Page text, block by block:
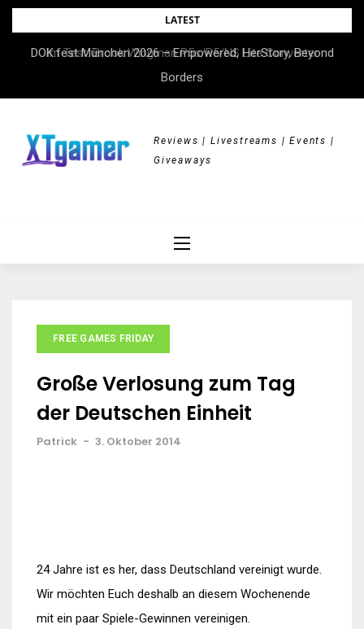
Skip
content
LATEST
Im Test: Brook Wingman P5s/P5/NS Lite Converter
DOK.fest München 2026 – Empowered, HerStory, Beyond
Borders
Reviews | Livestreams | Events |
Giveaways
FREE GAMES FRIDAY
Große Verlosung zum Tag
der Deutschen Einheit
Patrick - 3. Oktober 2014
24 Jahre ist es her, dass Deutschland vereinigt wurde.
Wir möchten Euch deshalb an diesem Wochenende
mit ein paar Spiele-Gewinnen vereinigen.